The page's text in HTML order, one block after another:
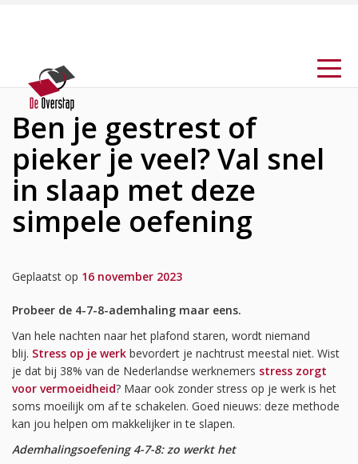
Ben je gestrest of
pieker je veel? Val snel
in slaap met deze
simpele oefening
Geplaatst op 16 november 2023
Probeer de 4-7-8-ademhaling maar eens.
Van hele nachten naar het plafond staren, wordt niemand
blij. Stress op je werk bevordert je nachtrust meestal niet. Wist
je dat bij 38% van de Nederlandse werknemers stress zorgt
voor vermoeidheid? Maar ook zonder stress op je werk is het
soms moeilijk om af te schakelen. Goed nieuws: deze methode
kan jou helpen om makkelijker in te slapen.
Ademhalingsoefening 4-7-8: zo werkt het